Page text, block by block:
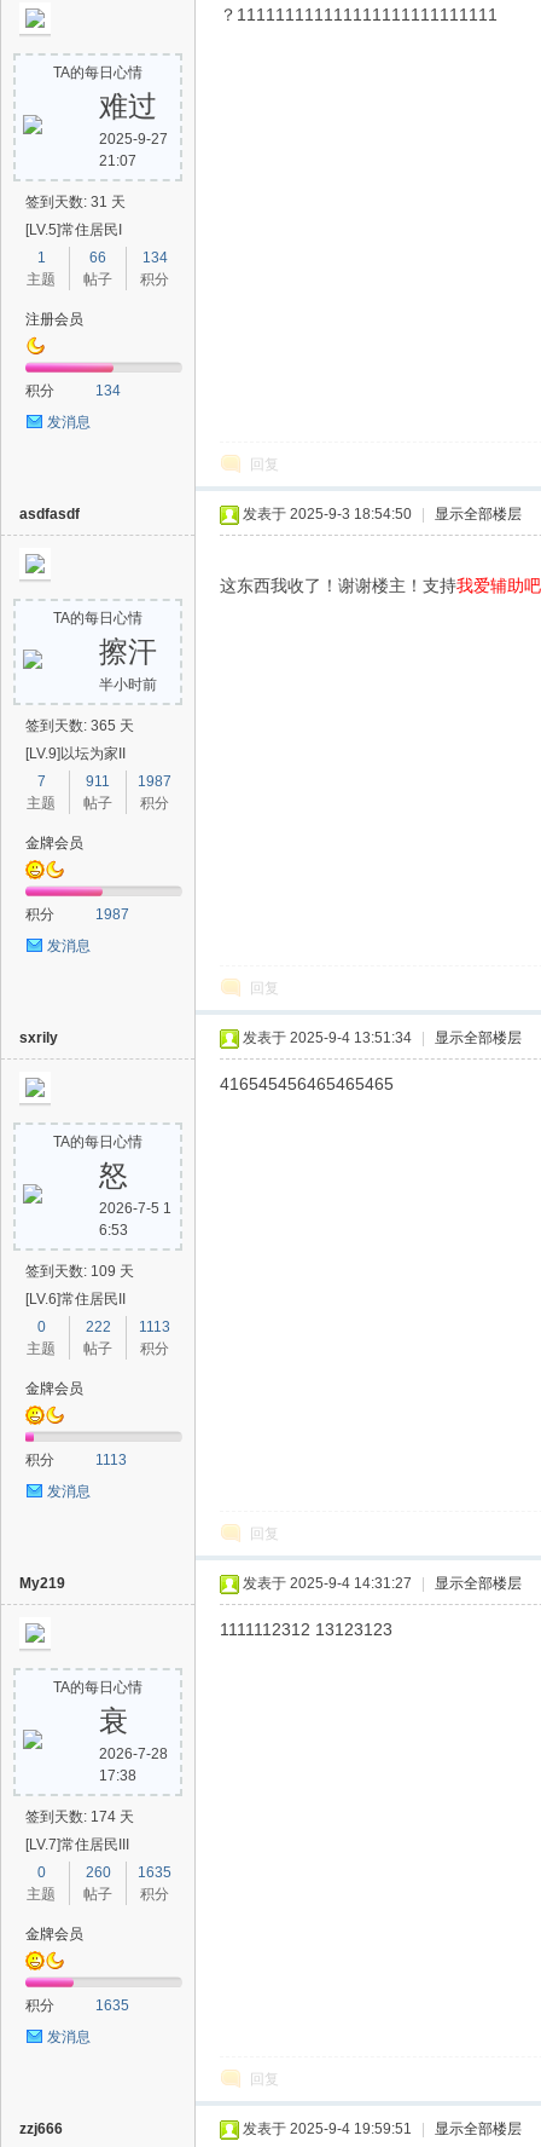
TA的每日心情
难过
2025-9-27
21:07
签到天数: 31 天
[LV.5]常住居民I
1
主题
66
帖子
134
积分
注册会员
积分
134
发消息
？111111111111111111111111111
回复
asdfasdf
TA的每日心情
擦汗
半小时前
签到天数: 365 天
[LV.9]以坛为家II
7
主题
911
帖子
1987
积分
金牌会员
积分
1987
发消息
发表于 2025-9-3 18:54:50 显示全部楼层
这东西我收了！谢谢楼主！支持我爱辅助
回复
sxrily
TA的每日心情
怒
2026-7-5 1
6:53
签到天数: 109 天
[LV.6]常住居民II
0
主题
222
帖子
1113
积分
金牌会员
积分
1113
发消息
发表于 2025-9-4 13:51:34 显示全部楼层
416545456465465465
回复
My219
TA的每日心情
衰
2026-7-28
17:38
签到天数: 174 天
[LV.7]常住居民III
0
主题
260
帖子
1635
积分
金牌会员
积分
1635
发消息
发表于 2025-9-4 14:31:27 显示全部楼层
1111112312 13123123
回复
zzj666 发表于 2025-9-4 19:59:51 显示全部楼层